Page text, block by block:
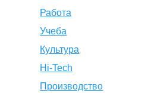
Работа
Учеба
Культура
Hi-Tech
Производство